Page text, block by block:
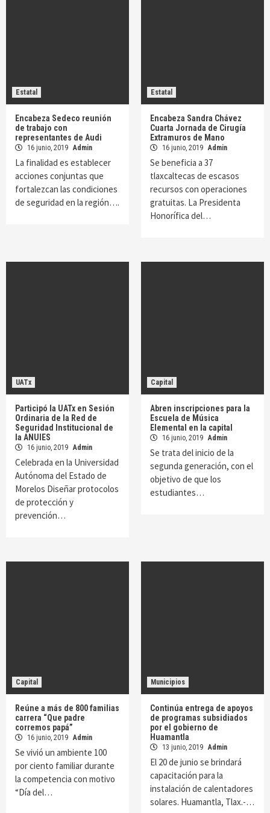
Estatal
Encabeza Sedeco reunión
de trabajo con
representantes de Audi
16 junio, 2019 Admin
La finalidad es establecer
acciones conjuntas que
fortalezcan las condiciones
de seguridad en la región….
Estatal
Encabeza Sandra Chávez
Cuarta Jornada de Cirugía
Extramuros de Mano
16 junio, 2019 Admin
Se beneficia a 37
tlaxcaltecas de escasos
recursos con operaciones
gratuitas. La Presidenta
Honorífica del…
UATx
Participó la UATx en Sesión
Ordinaria de la Red de
Seguridad Institucional de
la ANUIES
16 junio, 2019 Admin
Celebrada en la Universidad
Autónoma del Estado de
Morelos Diseñar protocolos
de protección y
prevención…
Capital
Abren inscripciones para la
Escuela de Música
Elemental en la capital
16 junio, 2019 Admin
Se trata del inicio de la
segunda generación, con el
objetivo de que los
estudiantes…
Capital
Reúne a más de 800 familias
carrera “Que padre
corremos papá”
16 junio, 2019 Admin
Se vivió un ambiente 100
por ciento familiar durante
la competencia con motivo
“Día del…
Municipios
Continúa entrega de apoyos
de programas subsidiados
por el gobierno de
Huamantla
13 junio, 2019 Admin
El 20 de junio se brindará
capacitación para la
instalación de calentadores
solares. Huamantla, Tlax.-…